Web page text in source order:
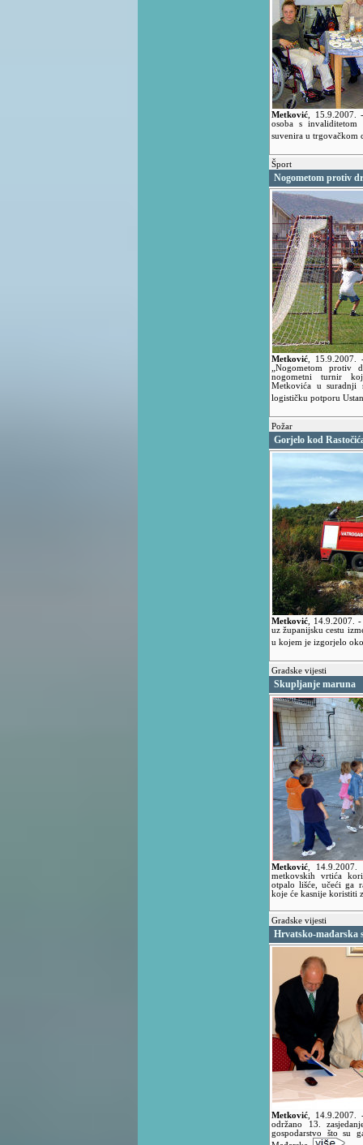
Metković 15.9.2007.
osoba s invaliditetom
suvenira u
Šport
Nogometom protiv
Metković 15.9.2007.
„Nogometom protiv
nogometni turnir
Metkovića u
logističku potporu
Požar
Gorjelo kod
Metković 14.9.2007. -
uz županijsku cestu
u kojem je izgorjelo
Gradske vijesti
Skupljanje maruna
Metković
14.9.2007.
metkovskih vrtića
otpalo lišće, učeći ga
koje će kasnije koristiti
Gradske vijesti
Hrvatsko-mađarska
Metković 14.9.2007.
održano 13.
gospodarstvo što su